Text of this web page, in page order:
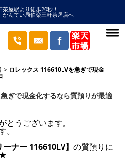
茶屋駅より徒歩20秒！
かんてい局伯楽三軒茶屋店へ
ロレックス 116610LVを急ぎで現金
ぎで現金化するなら質預りが最適
とうございます。
ーナー 116610LV】 の質預りに
★